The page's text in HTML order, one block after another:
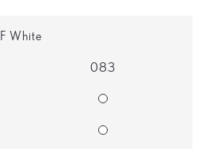
F White
083